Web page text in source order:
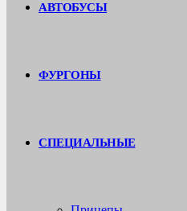
АВТОБУСЫ
ФУРГОНЫ
СПЕЦИАЛЬНЫЕ